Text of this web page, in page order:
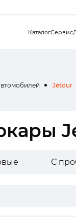
КаталогСервис
Jetour
С